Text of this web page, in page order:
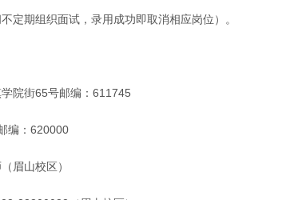
定期组织面试，录用成功即取消相应岗位）。
院街65号邮编：611745
编：620000
眉山校区）